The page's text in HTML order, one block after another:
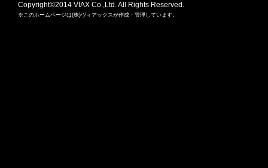
Copyright©2014 VIAX Co.,Ltd. All Rights Reserved.
※このホームページは(株)ヴィアックスが作成・管理しています。